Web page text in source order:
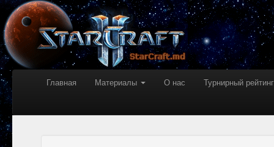
Главная Материалы О нас Турнирный рейтинг